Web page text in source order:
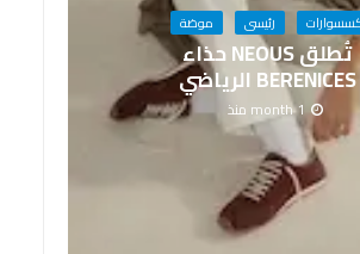
رئيسى موضة
تُطلق NEOUS حذاء
BERENICES الرياضي
1 month منذ